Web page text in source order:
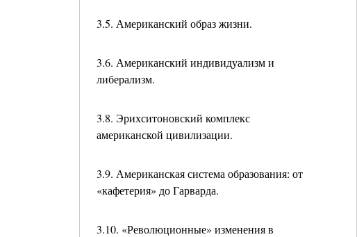
3.5. Американский образ жизни.
3.6. Американский индивидуализм и
либерализм.
3.8. Эрихситоновский комплекс
американской цивилизации.
3.9. Американская система образования: от
«кафетерия» до Гарварда.
3.10. «Революционные» изменения в